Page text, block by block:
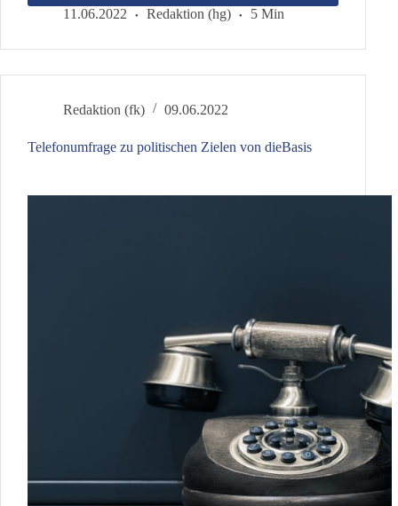
täglich
das
11.06.2022 Redaktion (hg) 5 Min
Redaktion (fk) 09.06.2022
Telefonumfrage zu politischen Zielen von dieBasis